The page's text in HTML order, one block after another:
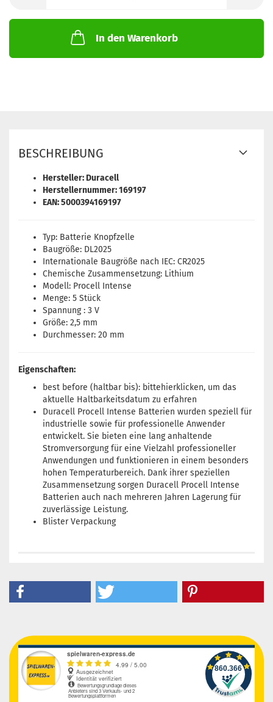
In den Warenkorb
BESCHREIBUNG
Hersteller: Duracell
Herstellernummer: 169197
EAN: 5000394169197
Typ: Batterie Knopfzelle
Baugröße: DL2025
Internationale Baugröße nach IEC: CR2025
Chemische Zusammensetzung: Lithium
Modell: Procell Intense
Menge: 5 Stück
Spannung : 3 V
Größe: 2,5 mm
Durchmesser: 20 mm
Eigenschaften:
best before (haltbar bis): bittehierklicken, um das
aktuelle Haltbarkeitsdatum zu erfahren
Duracell Procell Intense Batterien wurden speziell für
industrielle sowie für professionelle Anwender
entwickelt. Sie bieten eine lang anhaltende
Stromversorgung für eine Vielzahl professioneller
Anwendungen und funktionieren in einem besonders
hohen Temperaturbereich. Dank ihrer speziellen
Zusammensetzung sorgen Duracell Procell Intense
Batterien auch nach mehreren Jahren Lagerung für
zuverlässige Leistung.
Blister Verpackung